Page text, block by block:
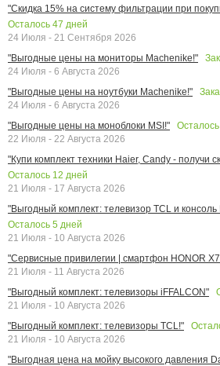
"Скидка 15% на систему фильтрации при
Осталось 47 дней
24 Июля - 21 Сентября 2026
"Выгодные цены на мониторы Machenike!"
24 Июля - 6 Августа 2026
"Выгодные цены на ноутбуки Machenike!"
24 Июля - 6 Августа 2026
"Выгодные цены на моноблоки MSI!"
Осталось
22 Июля - 22 Августа 2026
"Купи комплект техники Haier, Candy - получи
Осталось 12 дней
21 Июля - 17 Августа 2026
"Выгодный комплект: телевизор TCL и
Осталось 5 дней
21 Июля - 10 Августа 2026
"Сервисные привилегии | смартфон HONOR
21 Июля - 11 Августа 2026
"Выгодный комплект: телевизоры iFFALCON"
21 Июля - 10 Августа 2026
"Выгодный комплект: телевизоры TCL!"
21 Июля - 10 Августа 2026
"Выгодная цена на мойку высокого давления